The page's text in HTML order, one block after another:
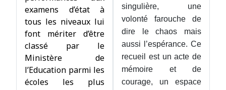
examens d’état à
tous les niveaux lui
font mériter d’être
classé par le
Ministère de
l’Education parmi les
écoles les plus
singulière, une
volonté farouche de
dire le chaos mais
aussi l’espérance. Ce
recueil est un acte de
mémoire et de
courage, un espace